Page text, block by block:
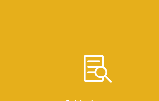
